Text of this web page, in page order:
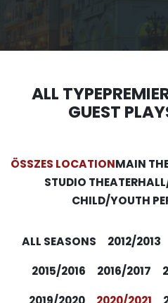
ALL TYPE
GUEST
ÖSSZES LOCATIONMAIN
STUDIO THEATER
CHILD/YOUTH
ALL SEASONS 2012/2013
2015/2016
2016/2017